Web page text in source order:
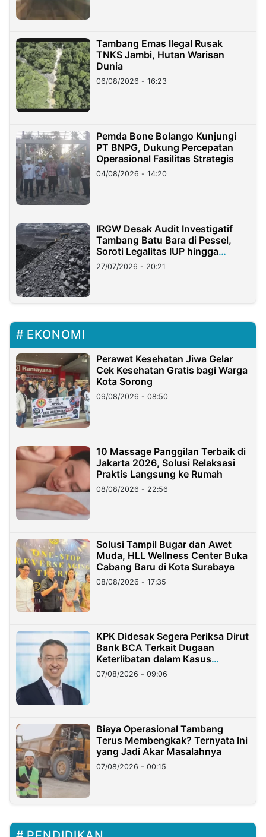
Tambang Emas Ilegal Rusak
TNKS Jambi, Hutan Warisan
Dunia
06/08/2026 - 16:23
Pemda Bone Bolango Kunjungi
PT BNPG, Dukung Percepatan
Operasional Fasilitas Strategis
04/08/2026 - 14:20
IRGW Desak Audit Investigatif
Tambang Batu Bara di Pessel,
Soroti Legalitas IUP hingga
Stockpile
27/07/2026 - 20:21
EKONOMI
Perawat Kesehatan Jiwa Gelar
Cek Kesehatan Gratis bagi Warga
Kota Sorong
09/08/2026 - 08:50
10 Massage Panggilan Terbaik di
Jakarta 2026, Solusi Relaksasi
Praktis Langsung ke Rumah
08/08/2026 - 22:56
Solusi Tampil Bugar dan Awet
Muda, HLL Wellness Center Buka
Cabang Baru di Kota Surabaya
08/08/2026 - 17:35
KPK Didesak Segera Periksa Dirut
Bank BCA Terkait Dugaan
Keterlibatan dalam Kasus
Hilangnya Dana Nasabah Rp2,58
Miliar
07/08/2026 - 09:06
Biaya Operasional Tambang
Terus Membengkak? Ternyata Ini
yang Jadi Akar Masalahnya
07/08/2026 - 00:15